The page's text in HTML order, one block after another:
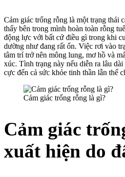
Cảm giác trống rỗng là một trạng thái
thấy bên trong mình hoàn toàn rỗng
động lực với bất cứ điều gì trong khi
dường như đang rất ổn. Việc rơi vào
tâm trí trở nên mông lung, mơ hồ và
xúc. Tình trạng này nếu diễn ra lâu
cực đến cả sức khỏe tinh thần lẫn thể
Cảm giác trống rỗng là gì?
Cảm giác
xuất hiện do